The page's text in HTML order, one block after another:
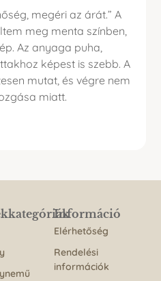
megéri az árát.” A
meg menta színben,
Az anyaga puha,
képest is szebb. A
mutat, és végre nem
miatt.
Információ
Elérhetőség
Rendelési
információk